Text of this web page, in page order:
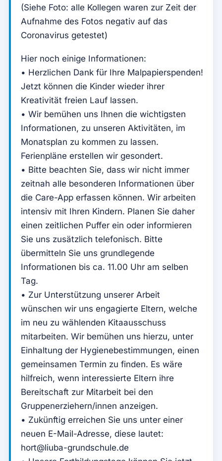
(Siehe Foto: alle Kollegen waren zur Zeit der
Aufnahme des Fotos negativ auf das
Coronavirus getestet)
Hier noch einige Informationen:
• Herzlichen Dank für Ihre Malpapierspenden!
Jetzt können die Kinder wieder ihrer
Kreativität freien Lauf lassen.
• Wir bemühen uns Ihnen die wichtigsten
Informationen, zu unseren Aktivitäten, im
Monatsplan zu kommen zu lassen.
Ferienpläne erstellen wir gesondert.
• Bitte beachten Sie, dass wir nicht immer
zeitnah alle besonderen Informationen über
die Care-App erfassen können. Wir arbeiten
intensiv mit Ihren Kindern. Planen Sie daher
einen zeitlichen Puffer ein oder informieren
Sie uns zusätzlich telefonisch. Bitte
übermitteln Sie uns grundlegende
Informationen bis ca. 11.00 Uhr am selben
Tag.
• Zur Unterstützung unserer Arbeit
wünschen wir uns engagierte Eltern, welche
im neu zu wählenden Kitaausschuss
mitarbeiten. Wir bemühen uns hierzu, unter
Einhaltung der Hygienebestimmungen, einen
gemeinsamen Termin zu finden. Es wäre
hilfreich, wenn interessierte Eltern ihre
Bereitschaft zur Mitarbeit bei den
Gruppenerziehern/innen anzeigen.
• Zukünftig erreichen Sie uns unter einer
neuen E-Mail-Adresse, diese lautet:
hort@liuba-grundschule.de